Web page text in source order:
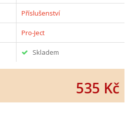
Příslušenství
Pro-Ject
Skladem
535 Kč